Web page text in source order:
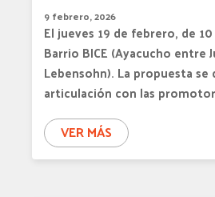
9 febrero, 2026
El jueves 19 de febrero, de
Barrio BICE (Ayacucho entre
Lebensohn). La propuesta se
articulación con las
VER MÁS